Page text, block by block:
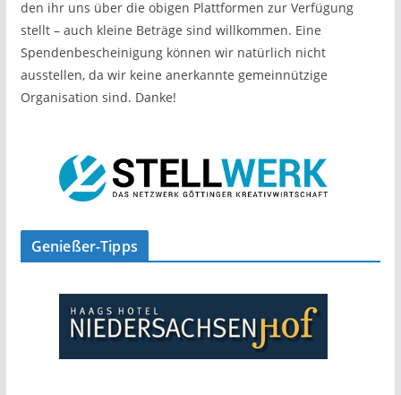
den ihr uns über die obigen Plattformen zur Verfügung
stellt – auch kleine Beträge sind willkommen. Eine
Spendenbescheinigung können wir natürlich nicht
ausstellen, da wir keine anerkannte gemeinnützige
Organisation sind. Danke!
Genießer-Tipps